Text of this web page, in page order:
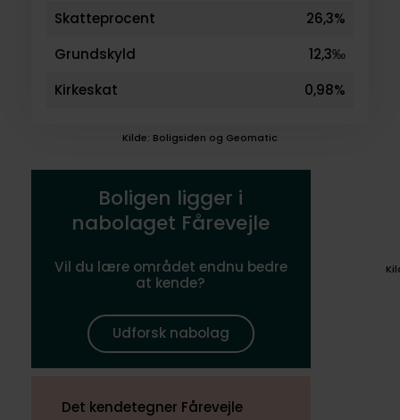
Skatteprocent
26,3%
Grundskyld
12,3‰
Kirkeskat
0,98%
Kilde: Boligsiden og Geomatic
Boligen ligger i
nabolaget Fårevejle
Vil du lære området endnu bedre
at kende?
Udforsk nabolag
Det kendetegner Fårevejle